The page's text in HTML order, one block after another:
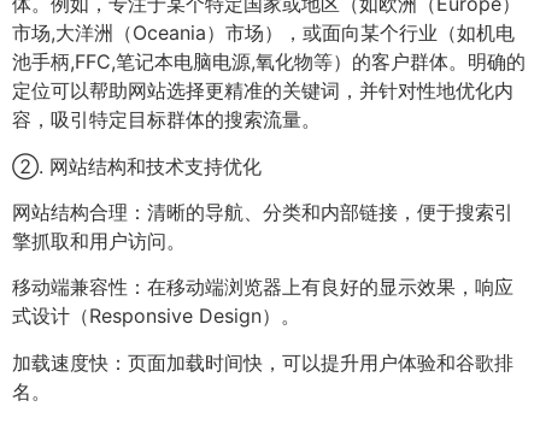
市场,大洋洲（Oceania）市场），或面向某个行业（如机电
池手柄,FFC,笔记本电脑电源,氧化物等）的客户群体。明确的
定位可以帮助网站选择更精准的关键词，并针对性地优化内
容，吸引特定目标群体的搜索流量。
②. 网站结构和技术支持优化
网站结构合理：清晰的导航、分类和内部链接，便于搜索引
擎抓取和用户访问。
移动端兼容性：在移动端浏览器上有良好的显示效果，响应
式设计（Responsive Design）。
加载速度快：页面加载时间快，可以提升用户体验和谷歌排
名。